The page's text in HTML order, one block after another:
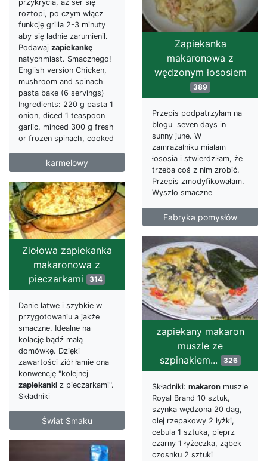
przykrycia, aż ser się
roztopi, po czym włącz
funkcję grilla 2-3 minuty
aby się ładnie zarumienił.
Podawaj zapiekankę
natychmiast. Smacznego!
English version Chicken,
mushroom and spinach
pasta bake (6 servings)
Ingredients: 220 g pasta 1
onion, diced 1 teaspoon
garlic, minced 300 g fresh
or frozen spinach, cooked
karmelowy
Zapiekanka
makaronowa z
wędzonym łososiem
389
Przepis podpatrzyłam na
blogu seven days in
sunny june. W
zamrażalniku miałam
łososia i stwierdziłam, że
trzeba coś z nim zrobić.
Przepis zmodyfikowałam.
Wyszło smaczne
Fabryka pomysłów
Ziołowa zapiekanka
makaronowa z
pieczarkami
314
Danie łatwe i szybkie w
przygotowaniu a jakże
smaczne. Idealne na
kolację bądź małą
domówkę. Dzięki
zawartości ziół łamie ona
konwencję "kolejnej
zapiekanki z pieczarkami".
Składniki
Świat Smaku
zapiekany makaron
muszle ze
szpinakiem... 326
Składniki: makaron muszle
Royal Brand 10 sztuk,
szynka wędzona 20 dag,
olej rzepakowy 2 łyżki,
cebula 1 sztuka, pieprz
czarny 1 łyżeczka, ząbek
czosnku 2 sztuki